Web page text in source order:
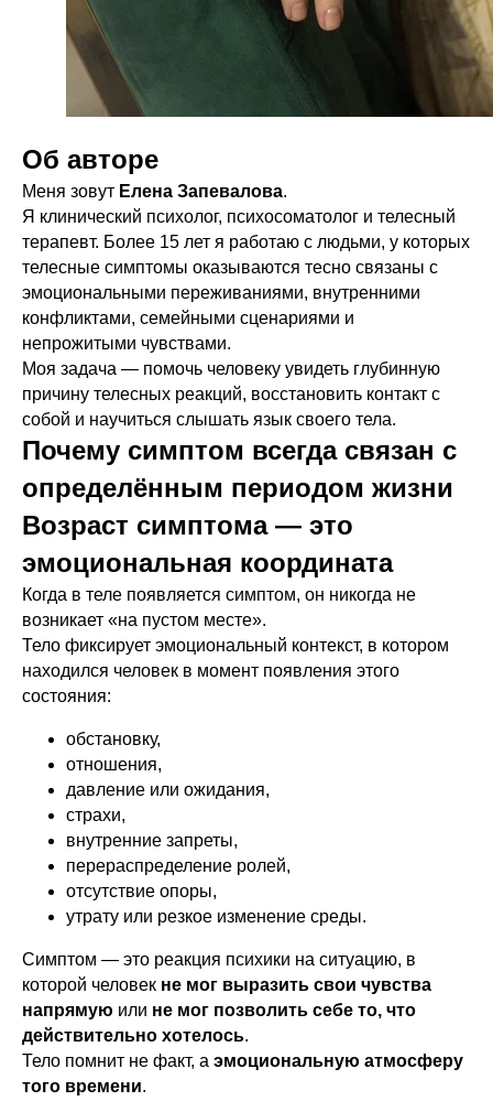
Об авторе
Меня зовут Елена Запевалова.
Я клинический психолог, психосоматолог и телесный
терапевт. Более 15 лет я работаю с людьми, у которых
телесные симптомы оказываются тесно связаны с
эмоциональными переживаниями, внутренними
конфликтами, семейными сценариями и
непрожитыми чувствами.
Моя задача — помочь человеку увидеть глубинную
причину телесных реакций, восстановить контакт с
собой и научиться слышать язык своего тела.
Почему симптом всегда связан с
определённым периодом жизни
Возраст симптома — это
эмоциональная координата
Когда в теле появляется симптом, он никогда не
возникает «на пустом месте».
Тело фиксирует эмоциональный контекст, в котором
находился человек в момент появления этого
состояния:
обстановку,
отношения,
давление или ожидания,
страхи,
внутренние запреты,
перераспределение ролей,
отсутствие опоры,
утрату или резкое изменение среды.
Симптом — это реакция психики на ситуацию, в
которой человек не мог выразить свои чувства
напрямую или не мог позволить себе то, что
действительно хотелось.
Тело помнит не факт, а эмоциональную атмосферу
того времени.